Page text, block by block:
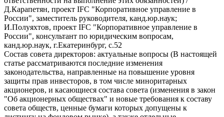
Д.Карапетян, проект IFC "Корпоративное управление в
России", заместитель руководителя, канд.юр.наук;
И.Полуяхтов, проект IFC "Корпоративное управление в
России", консультант по юридическим вопросам,
канд.юр.наук, г.Екатеринбург, с.52
Состав совета директоров: актуальные вопросы (В настоящей
статье рассматриваются последние изменения
законодательства, направленные на повышение уровня
защиты прав инвесторов, в том числе миноритарных
акционеров, и касающиеся состава совета (изменения в закон
"Об акционерных обществах" и новые требования к составу
совета обществ, ценные бумаги которых допущены к